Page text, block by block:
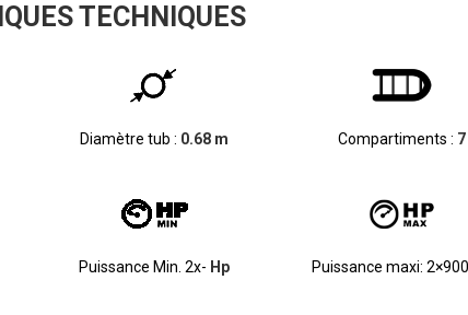
TECHNIQUES
Diamètre tub : 0.68 m
Puissance Min. 2x- Hp
Compartiments : 7
Puissance maxi: 2×900